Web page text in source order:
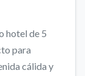
hotel de 5
para
cálida y